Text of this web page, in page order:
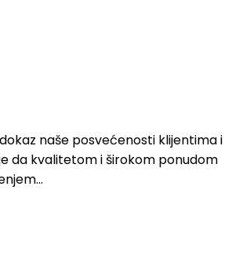
naše posvećenosti klijentima i
da kvalitetom i širokom ponudom